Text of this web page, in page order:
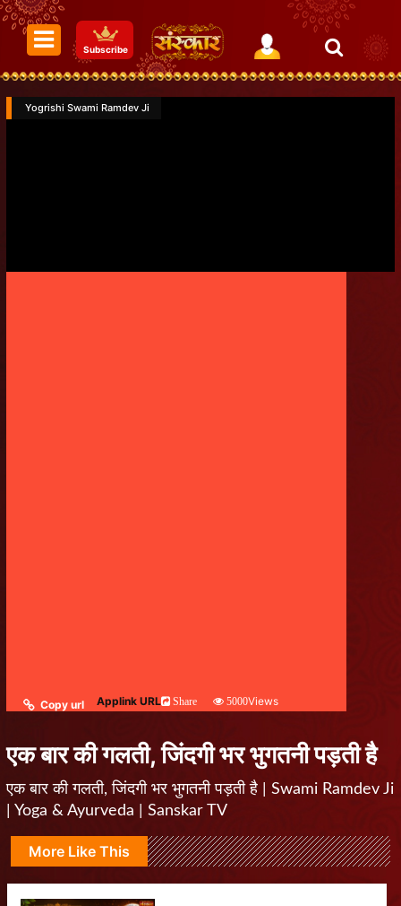
Subscribe
Yogrishi Swami Ramdev Ji
Copy url Applink URL Share 5000Views
एक बार की गलती, जिंदगी भर भुगतनी पड़ती है
एक बार की गलती, जिंदगी भर भुगतनी पड़ती है | Swami Ramdev Ji
| Yoga & Ayurveda | Sanskar TV
More Like This